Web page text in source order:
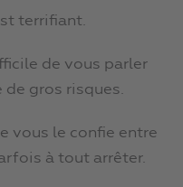
terrifiant.
de vous parler
de gros risques.
vous le confie entre
à tout arrêter.